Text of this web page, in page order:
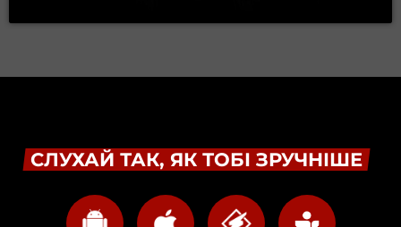
СЛУХАЙ ТАК, ЯК ТОБІ ЗРУЧНІШЕ